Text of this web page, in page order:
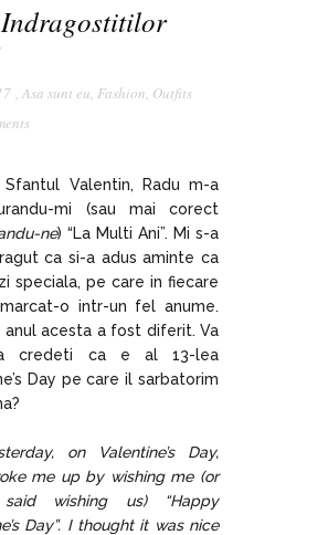
, Asa sunt eu, Fashion, Outfits
Sfantul Valentin, Radu m-a
mi (sau mai corect
ne) “La Multi Ani”. Mi s-a
ca si-a adus aminte ca
speciala, pe care in fiecare
o intr-un fel anume.
anul acesta a fost diferit. Va
credeti ca e al 13-lea
Day pe care il sarbatorim
on Valentine’s Day,
me up by wishing me (or
wishing us) “Happy
Day”. I thought it was nice